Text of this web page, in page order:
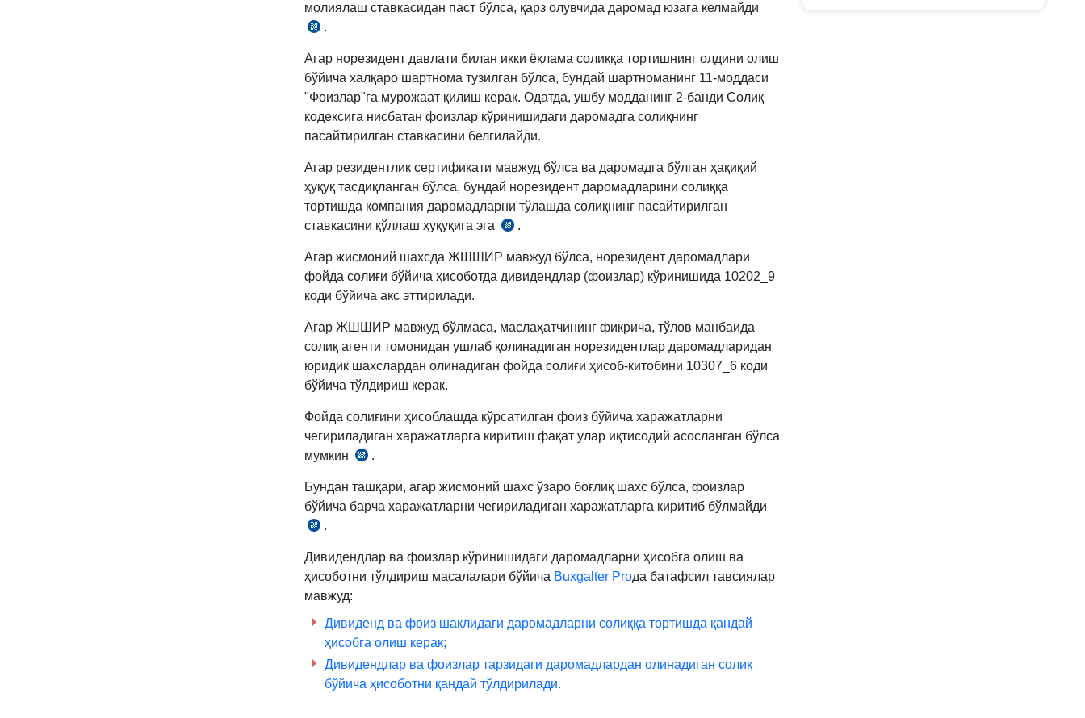
молиялаш ставкасидан паст бўлса, қарз олувчида даромад юзага келмайди
СК
5-
2-
.
Агар норезидент давлати билан икки ёқлама солиққа тортишнинг олдини олиш
бўйича халқаро шартнома тузилган бўлса, бундай шартноманинг 11-моддаси
"Фоизлар"га мурожаат қилиш керак. Одатда, ушбу модданинг 2-банди Солиқ
кодексига нисбатан фоизлар кўринишидаги даромадга солиқнинг
пасайтирилган ставкасини белгилайди.
Агар резидентлик сертификати мавжуд бўлса ва даромадга бўлган ҳақиқий
ҳуқуқ тасдиқланган бўлса, бундай норезидент даромадларини солиққа
тортишда компания даромадларни тўлашда солиқнинг пасайтирилган
ставкасини қўллаш ҳуқуқига эга
СК
3-
.
Агар жисмоний шахсда ЖШШИР мавжуд бўлса, норезидент даромадлари
фойда солиғи бўйича ҳисоботда дивидендлар (фоизлар) кўринишида 10202_9
коди бўйича акс эттирилади.
Агар ЖШШИР мавжуд бўлмаса, маслаҳатчининг фикрича, тўлов манбаида
солиқ агенти томонидан ушлаб қолинадиган норезидентлар даромадларидан
юридик шахслардан олинадиган фойда солиғи ҳисоб-китобини 10307_6 коди
бўйича тўлдириш керак.
Фойда солиғини ҳисоблашда кўрсатилган фоиз бўйича харажатларни
чегириладиган харажатларга киритиш фақат улар иқтисодий асосланган бўлса
мумкин
СК
.
Бундан ташқари, агар жисмоний шахс ўзаро боғлиқ шахс бўлса, фоизлар
бўйича барча харажатларни чегириладиган харажатларга киритиб бўлмайди
СК
м.
.
Дивидендлар ва фоизлар кўринишидаги даромадларни ҳисобга олиш ва
ҳисоботни тўлдириш масалалари бўйича Buxgalter Proда батафсил тавсиялар
мавжуд:
Дивиденд ва фоиз шаклидаги даромадларни солиққа тортишда қандай
ҳисобга олиш керак;
Дивидендлар ва фоизлар тарзидаги даромадлардан олинадиган солиқ
бўйича ҳисоботни қандай тўлдирилади.